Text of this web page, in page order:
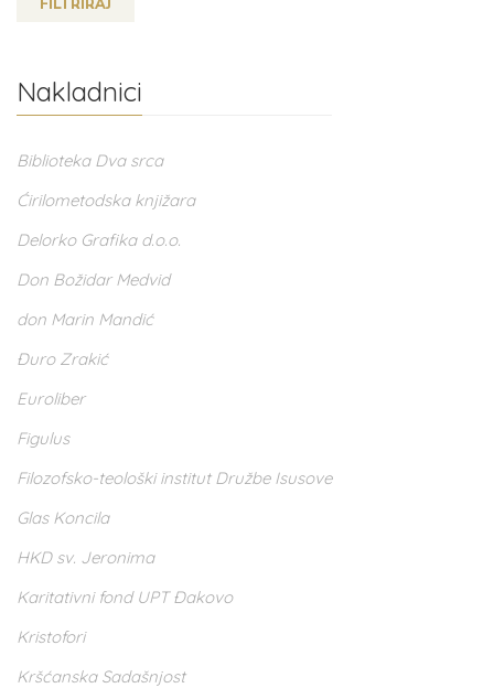
FILTRIRAJ
Nakladnici
Biblioteka Dva srca
Ćirilometodska knjižara
Delorko Grafika d.o.o.
Don Božidar Medvid
don Marin Mandić
Đuro Zrakić
Euroliber
Figulus
Filozofsko-teološki institut Družbe Isusove
Glas Koncila
HKD sv. Jeronima
Karitativni fond UPT Đakovo
Kristofori
Kršćanska Sadašnjost